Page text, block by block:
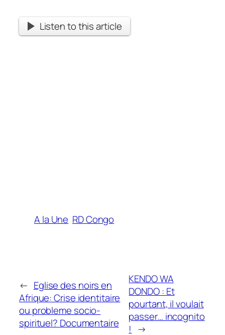
Listen to this article
A la Une RD Congo
← Eglise des noirs en
Afrique: Crise identitaire
ou probleme socio-
spirituel? Documentaire
KENDO WA
DONDO : Et
pourtant, il voulait
passer… incognito
! →